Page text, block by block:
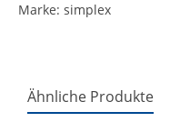
Marke: simplex
Ähnliche Produkte